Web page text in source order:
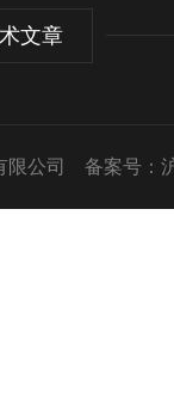
文章
公司 备案号：